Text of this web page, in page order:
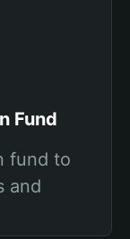
Fund
fund to
and